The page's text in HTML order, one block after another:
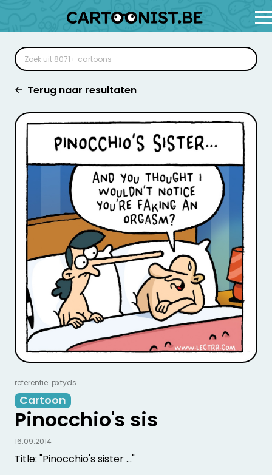
Terug naar resultaten
referentie: pxtyds
Cartoon
Pinocchio's sis
Title: "Pinocchio's sister ..."
16.09.2014